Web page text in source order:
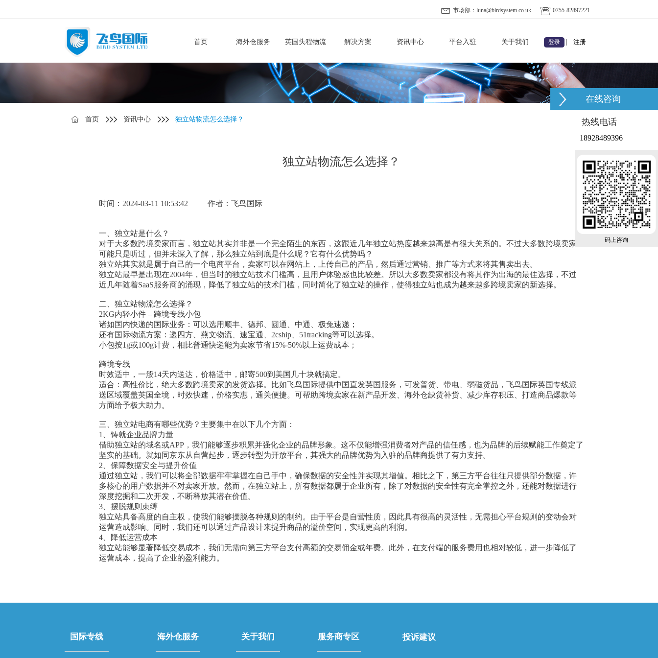
市场部：luna@birdsystem.co.uk 0755-82897221
首页 海外仓服务 英国头程物流 解决方案 资讯中心 平台入驻 关于我们 登录 注册
首页 资讯中心 独立站物流怎么选择？
独立站物流怎么选择？
时间：2024-03-11 10:53:42 作者：飞鸟国际
一、独立站是什么？
对于大多数跨境卖家而言，独立站其实并非是一个完全陌生的东西，这跟近几年独立站热度越来越高是有很大关系的。不过大多数跨境卖家
可能只是听过，但并未深入了解，那么独立站到底是什么呢？它有什么优势吗？
独立站其实就是属于自己的一个电商平台，卖家可以在网站上，上传自己的产品，然后通过营销、推广等方式来将其售卖出去。
独立站最早是出现在2004年，但当时的独立站技术门槛高，且用户体验感也比较差。所以大多数卖家都没有将其作为出海的最佳选择，不过
近几年随着SaaS服务商的涌现，降低了独立站的技术门槛，同时简化了独立站的操作，使得独立站也成为越来越多跨境卖家的新选择。
二、独立站物流怎么选择？
2KG内轻小件 – 跨境专线小包
诸如国内快递的国际业务：可以选用顺丰、德邦、圆通、中通、极兔速递；
还有国际物流方案：递四方、燕文物流、速宝通、2cship、51tracking等可以选择。
小包按1g或100g计费，相比普通快递能为卖家节省15%-50%以上运费成本；
跨境专线
时效适中，一般14天内送达，价格适中，邮寄500到美国几十块就搞定。
适合：高性价比，绝大多数跨境卖家的发货选择。比如飞鸟国际提供中国直发英国服务，可发普货、带电、弱磁货品，飞鸟国际英国专线派
送区域覆盖英国全境，时效快速，价格实惠，通关便捷。可帮助跨境卖家在新产品开发、海外仓缺货补货、减少库存积压、打造商品爆款等
方面给予极大助力。
三、独立站电商有哪些优势？主要集中在以下几个方面：
1、铸就企业品牌力量
借助独立站的域名或APP，我们能够逐步积累并强化企业的品牌形象。这不仅能增强消费者对产品的信任感，也为品牌的后续赋能工作奠定了
坚实的基础。就如同京东从自营起步，逐步转型为开放平台，其强大的品牌优势为入驻的品牌商提供了有力支持。
2、保障数据安全与提升价值
通过独立站，我们可以将全部数据牢牢掌握在自己手中，确保数据的安全性并实现其增值。相比之下，第三方平台往往只提供部分数据，许
多核心的用户数据并不对卖家开放。然而，在独立站上，所有数据都属于企业所有，除了对数据的安全性有完全掌控之外，还能对数据进行
深度挖掘和二次开发，不断释放其潜在价值。
3、摆脱规则束缚
独立站具备高度的自主权，使我们能够摆脱各种规则的制约。由于平台是自营性质，因此具有很高的灵活性，无需担心平台规则的变动会对
运营造成影响。同时，我们还可以通过产品设计来提升商品的溢价空间，实现更高的利润。
4、降低运营成本
独立站能够显著降低交易成本，我们无需向第三方平台支付高额的交易佣金或年费。此外，在支付端的服务费用也相对较低，进一步降低了
运营成本，提高了企业的盈利能力。
国际专线 海外仓服务 关于我们 服务商专区 投诉建议
在线咨询
热线电话
18928489396
码上咨询